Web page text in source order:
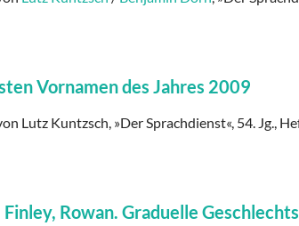
Vornamen des Jahres 2009
Lutz Kuntzsch, »Der Sprachdienst«, 54. Jg.,
Finley, Rowan. Graduelle